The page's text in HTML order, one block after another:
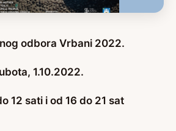
odbora Vrbani 2022.
1.10.2022.
12 sati i od 16 do 21 sat